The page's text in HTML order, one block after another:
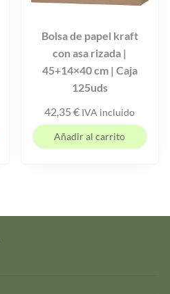
Bolsa de papel kraft
con asa rizada |
45+14×40 cm | Caja
125uds
42,35€ IVA incluido
Añadir al carrito